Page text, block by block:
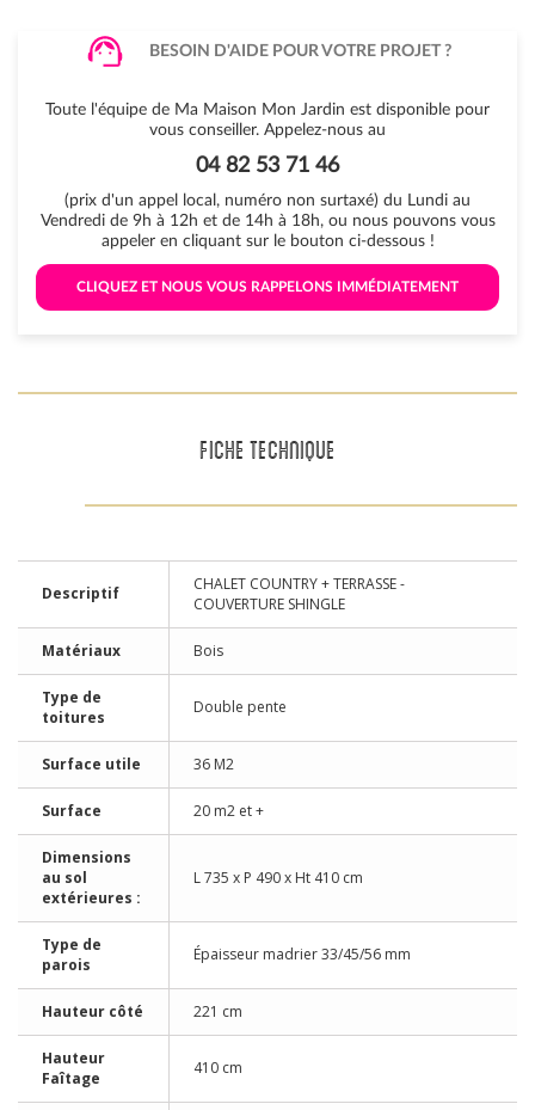
BESOIN D'AIDE POUR VOTRE PROJET ?
Toute l'équipe de Ma Maison Mon Jardin est disponible pour
vous conseiller. Appelez-nous au
04 82 53 71 46
(prix d'un appel local, numéro non surtaxé) du Lundi au
Vendredi de 9h à 12h et de 14h à 18h, ou nous pouvons vous
appeler en cliquant sur le bouton ci-dessous !
CLIQUEZ ET NOUS VOUS RAPPELONS IMMÉDIATEMENT
FICHE TECHNIQUE
Descriptif
CHALET COUNTRY + TERRASSE -
COUVERTURE SHINGLE
Matériaux Bois
Type de
toitures
Double pente
Surface utile 36 M2
Surface 20 m2 et +
Dimensions
au sol
extérieures :
L 735 x P 490 x Ht 410 cm
Type de
parois
Épaisseur madrier 33/45/56 mm
Hauteur côté 221 cm
Hauteur
Faîtage
410 cm